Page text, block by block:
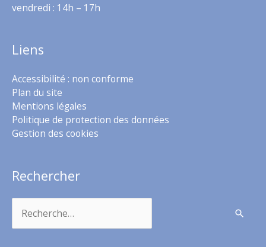
vendredi : 14h – 17h
Liens
Accessibilité : non conforme
Plan du site
Mentions légales
Politique de protection des données
Gestion des cookies
Rechercher